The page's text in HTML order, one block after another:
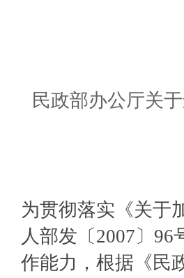
民政部办公厅关
为贯彻落实《关于
人部发〔2007〕
作能力，根据《民